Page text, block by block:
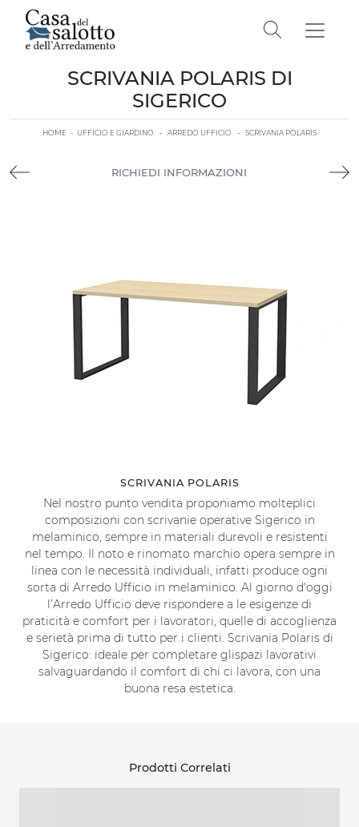
SCRIVANIA POLARIS DI
SIGERICO
HOME - UFFICIO E GIARDINO - ARREDO UFFICIO - SCRIVANIA POLARIS
RICHIEDI INFORMAZIONI
SCRIVANIA POLARIS
Nel nostro punto vendita proponiamo molteplici
composizioni con scrivanie operative Sigerico in
melaminico, sempre in materiali durevoli e resistenti
nel tempo. Il noto e rinomato marchio opera sempre in
linea con le necessità individuali, infatti produce ogni
sorta di Arredo Ufficio in melaminico. Al giorno d'oggi
l’Arredo Ufficio deve rispondere a le esigenze di
praticità e comfort per i lavoratori, quelle di accoglienza
e serietà prima di tutto per i clienti. Scrivania Polaris di
Sigerico: ideale per completare glispazi lavorativi
salvaguardando il comfort di chi ci lavora, con una
buona resa estetica.
Prodotti Correlati